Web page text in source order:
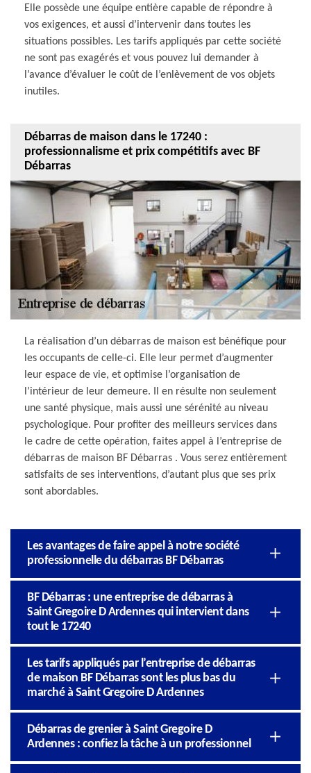
Elle possède une équipe entière capable de répondre à
vos exigences, et aussi d’intervenir dans toutes les
situations possibles. Les tarifs appliqués par cette société
ne sont pas exagérés et vous pouvez lui demander à
l’avance d’évaluer le coût de l’enlèvement de vos objets
inutiles.
Débarras de maison dans le 17240 :
professionnalisme et prix compétitifs avec BF
Débarras
La réalisation d’un débarras de maison est bénéfique pour
les occupants de celle-ci. Elle leur permet d’augmenter
leur espace de vie, et optimise l’organisation de
l’intérieur de leur demeure. Il en résulte non seulement
une santé physique, mais aussi une sérénité au niveau
psychologique. Pour profiter des meilleurs services dans
le cadre de cette opération, faites appel à l’entreprise de
débarras de maison BF Débarras . Vous serez entièrement
satisfaits de ses interventions, d’autant plus que ses prix
sont abordables.
Les avantages de faire appel à notre société
professionnelle du débarras BF Débarras
BF Débarras : une entreprise de débarras à
Saint Gregoire D Ardennes qui intervient dans
tout le 17240
Les tarifs appliqués par l’entreprise de débarras
de maison BF Débarras sont les plus bas du
marché à Saint Gregoire D Ardennes
Débarras de grenier à Saint Gregoire D
Ardennes : confiez la tâche à un professionnel